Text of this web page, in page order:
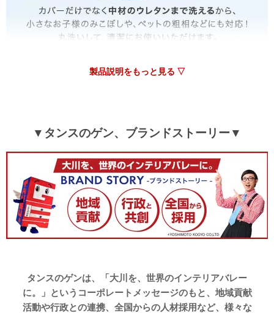
>>タンスのゲンが返信しました
この度はタンスのゲンをご利用頂き誠にありがとうござい
ご購入いただきましたマットレスで、快適にお休みいただ
≫もっと見る≪
製品説明をもっと見る ▽
▼タンスのゲン、ブランドストーリー▼
タンスのゲンは、「大川を、世界のインテリアバレー
に。」というコーポレートメッセージのもと、地域貢献
活動や行政との連携、全国からの人材採用など、様々な